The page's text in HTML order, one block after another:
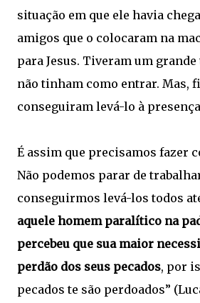
situação em que ele havia
amigos que o colocaram na
para Jesus. Tiveram um
não tinham como entrar. Mas,
conseguiram levá-lo à
É assim que precisamos fazer
Não podemos parar de
conseguirmos levá-los todos
aquele homem paralítico na
percebeu que sua maior
perdão dos seus pecados, por
pecados te são perdoados”